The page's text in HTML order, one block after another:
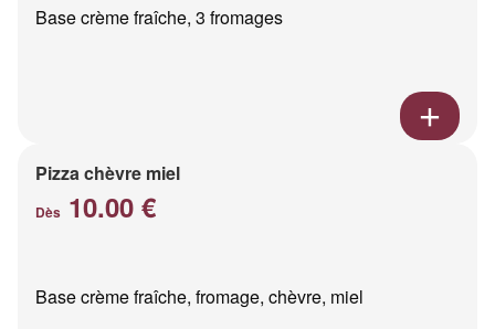
Base crème fraîche, 3 fromages
Pizza chèvre miel
Dès 10.00 €
Base crème fraîche, fromage, chèvre, miel